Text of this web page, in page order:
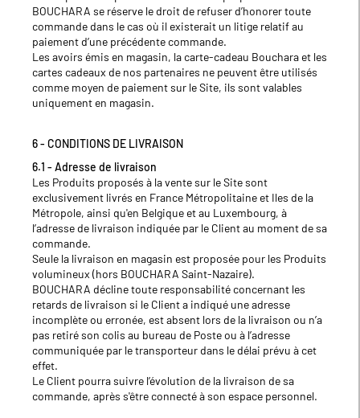
BOUCHARA se réserve le droit de refuser d’honorer toute
commande dans le cas où il existerait un litige relatif au
paiement d’une précédente commande.
Les avoirs émis en magasin, la carte-cadeau Bouchara et les
cartes cadeaux de nos partenaires ne peuvent être utilisés
comme moyen de paiement sur le Site, ils sont valables
uniquement en magasin.
6 - CONDITIONS DE LIVRAISON
6.1 - Adresse de livraison
Les Produits proposés à la vente sur le Site sont
exclusivement livrés en France Métropolitaine et Iles de la
Métropole, ainsi qu'en Belgique et au Luxembourg, à
l’adresse de livraison indiquée par le Client au moment de sa
commande.
Seule la livraison en magasin est proposée pour les Produits
volumineux (hors BOUCHARA Saint-Nazaire).
BOUCHARA décline toute responsabilité concernant les
retards de livraison si le Client a indiqué une adresse
incomplète ou erronée, est absent lors de la livraison ou n’a
pas retiré son colis au bureau de Poste ou à l’adresse
communiquée par le transporteur dans le délai prévu à cet
effet.
Le Client pourra suivre l’évolution de la livraison de sa
commande, après s'être connecté à son espace personnel.